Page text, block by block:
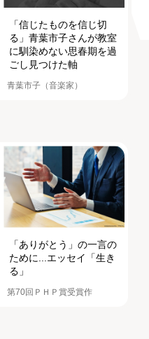
「信じたものを信じ切
る」青葉市子さんが教室
に馴染めない思春期を過
ごし見つけた軸
青葉市子（音楽家）
「ありがとう」の一言の
ために...エッセイ「生き
る」
第70回ＰＨＰ賞受賞作